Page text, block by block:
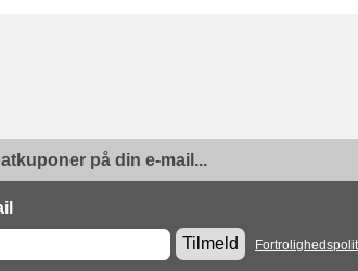
på din e-mail...
Tilmeld